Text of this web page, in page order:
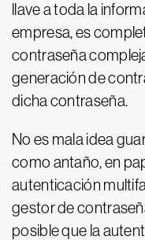
llave a toda la
empresa, es
contraseña
generación de
dicha contraseña.
No es mala idea
como antaño, en
autenticación
gestor de
posible que la